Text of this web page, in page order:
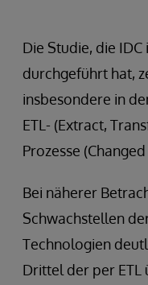
Die Studie, die
durchgeführt hat,
insbesondere in
ETL- (Extract,
Prozesse
Bei näherer
Schwachstellen
Technologien
Drittel der per